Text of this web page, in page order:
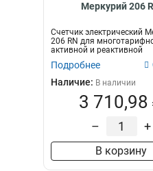
Меркурий 206
Счетчик электрический
206 RN для
активной и реактивной
электричес...
Подробнее
Наличие: В наличии
3 710,98
– +
В корзину